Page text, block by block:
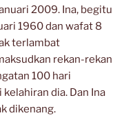
2009. Ina, begitu
1960 dan wafat 8
terlambat
rekan-rekan
100 hari
dia. Dan Ina
dikenang.